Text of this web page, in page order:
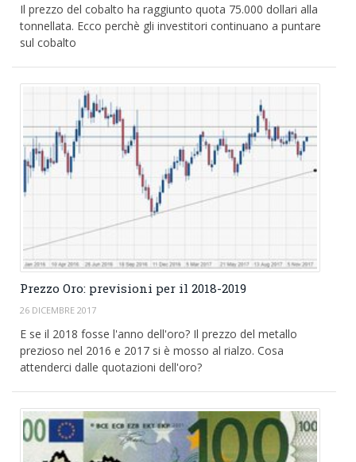
Il prezzo del cobalto ha raggiunto quota 75.000 dollari alla
tonnellata. Ecco perchè gli investitori continuano a puntare
sul cobalto
Prezzo Oro: previsioni per il 2018-2019
26 DICEMBRE 2017
E se il 2018 fosse l'anno dell'oro? Il prezzo del metallo
prezioso nel 2016 e 2017 si è mosso al rialzo. Cosa
attenderci dalle quotazioni dell'oro?